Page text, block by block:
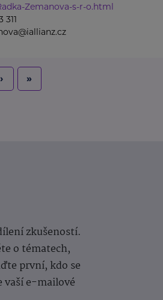
Zemanova-s-r-o.html
311
› »
zkušeností.
o tématech,
první, kdo se
vaší e-mailové